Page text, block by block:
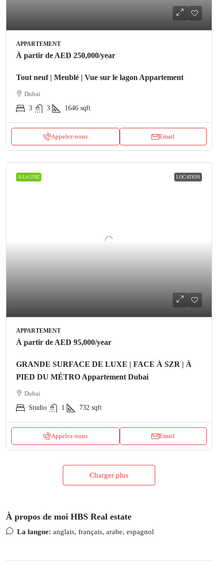
APPARTEMENT
À partir de AED 250,000/year
Tout neuf | Meublé | Vue sur le lagon Appartement
Dubai
3
3 1646 sqft
Appelez-nous Email
A LA UNE LOCATION
APPARTEMENT
À partir de AED 95,000/year
GRANDE SURFACE DE LUXE | FACE À SZR | À
PIED DU MÉTRO Appartement Dubai
Dubai
Studio
1 732 sqft
Appelez-nous Email
Charger plus
À propos de moi HBS Real estate
La langue: anglais, français, arabe, espagnol